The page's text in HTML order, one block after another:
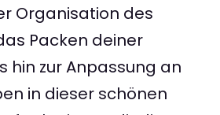
Organisation des
Packen deiner
hin zur Anpassung an
in dieser schönen